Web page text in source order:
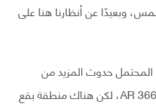
وبعيدًا عن أنظارنا هنا على
المحتمل حدوث المزيد من
العواصف الشمسية من المنطقة AR 3664، لكن هناك منطقة بقع